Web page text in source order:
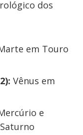
dos
em Touro
Vênus em
e